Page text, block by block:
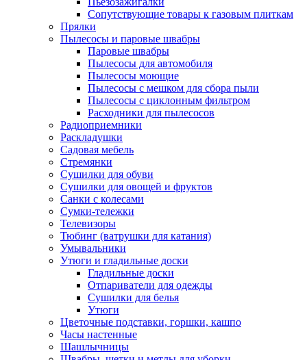
Сопутствующие товары к газовым плиткам
Прялки
Пылесосы и паровые швабры
Паровые швабры
Пылесосы для автомобиля
Пылесосы моющие
Пылесосы с мешком для сбора пыли
Пылесосы с циклонным фильтром
Расходники для пылесосов
Радиоприемники
Раскладушки
Садовая мебель
Стремянки
Сушилки для обуви
Сушилки для овощей и фруктов
Санки с колесами
Сумки-тележки
Телевизоры
Тюбинг (ватрушки для катания)
Умывальники
Утюги и гладильные доски
Гладильные доски
Отпариватели для одежды
Сушилки для белья
Утюги
Цветочные подставки, горшки, кашпо
Часы настенные
Шашлычницы